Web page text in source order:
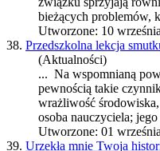
bieżących problemów,
Utworzone: 10
38. Przedszkolna lekcja
(Aktualności)
... Na wspomnianą
pewnością takie
wrażliwość środowiska,
osoba nauczyciela;
Utworzone: 01
39. Urzekła mnie Twoja